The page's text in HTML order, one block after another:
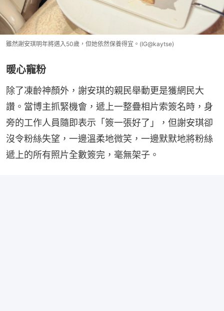
雖然謝安琪明年將邁入50歲，但她依然保養得宜。(IG@kaytse)
暖心寵粉
除了凍齡神顏外，謝安琪的親民舉動更是獲網民大
讚。當博主抓緊機會，遞上一整疊相片索簽名時，身
旁的工作人員隨即表示「簽一張好了」，但謝安琪卻
沒令粉絲失望，一邊溫柔地微笑，一邊默默地將粉絲
遞上的所有照片全數簽完，毫無架子。